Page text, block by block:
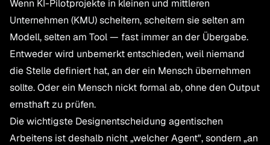
Wenn KI-Pilotprojekte in kleinen und mittleren
Unternehmen (KMU) scheitern, scheitern sie selten am
Modell, selten am Tool — fast immer an der Übergabe.
Entweder wird unbemerkt entschieden, weil niemand
die Stelle definiert hat, an der ein Mensch übernehmen
sollte. Oder ein Mensch nickt formal ab, ohne den Output
ernsthaft zu prüfen.
Die wichtigste Designentscheidung agentischen
Arbeitens ist deshalb nicht „welcher Agent", sondern „an